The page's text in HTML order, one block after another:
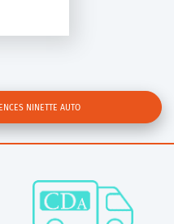
NINETTE AUTO